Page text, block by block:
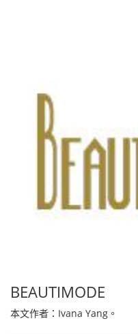
BEAUTIMODE
本文作者：Ivana Yang。